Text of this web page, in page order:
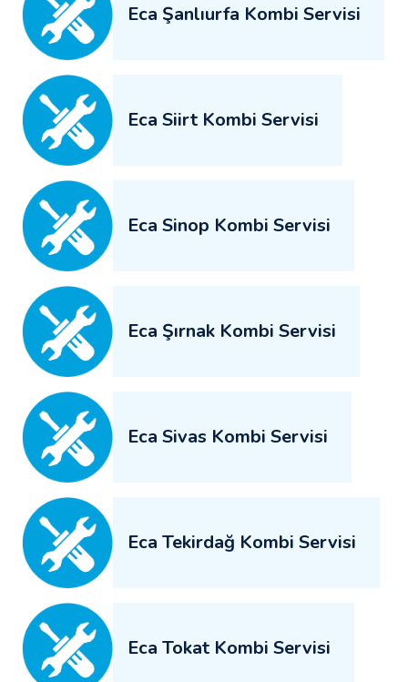
Eca Şanlıurfa Kombi Servisi
Eca Siirt Kombi Servisi
Eca Sinop Kombi Servisi
Eca Şırnak Kombi Servisi
Eca Sivas Kombi Servisi
Eca Tekirdağ Kombi Servisi
Eca Tokat Kombi Servisi